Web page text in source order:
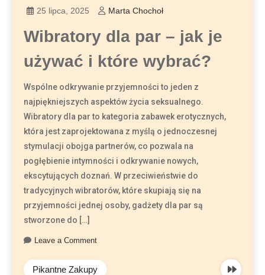
25 lipca, 2025 Marta Chochoł
Wibratory dla par – jak je
używać i które wybrać?
Wspólne odkrywanie przyjemności to jeden z
najpiękniejszych aspektów życia seksualnego.
Wibratory dla par to kategoria zabawek erotycznych,
która jest zaprojektowana z myślą o jednoczesnej
stymulacji obojga partnerów, co pozwala na
pogłębienie intymności i odkrywanie nowych,
ekscytujących doznań. W przeciwieństwie do
tradycyjnych wibratorów, które skupiają się na
przyjemności jednej osoby, gadżety dla par są
stworzone do […]
Leave a Comment
Pikantne Zakupy